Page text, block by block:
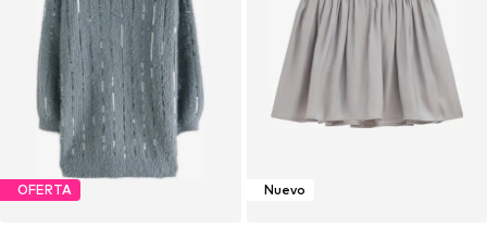
OFERTA Nuevo